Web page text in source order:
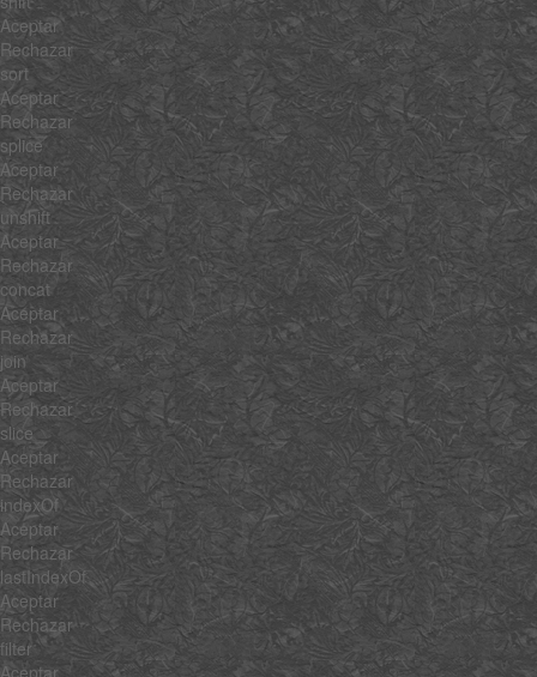
Aceptar
Rechazar
sort
Aceptar
Rechazar
splice
Aceptar
Rechazar
unshift
Aceptar
Rechazar
concat
Aceptar
Rechazar
join
Aceptar
Rechazar
slice
Aceptar
Rechazar
indexOf
Aceptar
Rechazar
lastIndexOf
Aceptar
Rechazar
filter
Aceptar